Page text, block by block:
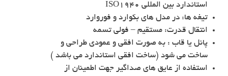
استاندارد بین المللی ISO1940
تیغه ها: در مدل های بکوارد و فوروارد
انتقال قدرت: مستقیم – فولی تسمه
پانل یا قاب : به صورت افقی و عمودی طراحی و
ساخت می شود (ساخت افقی استاندارد می باشد )
استفاده از عایق های صداگیر جهت اطمینان از